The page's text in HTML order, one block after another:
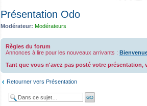
Présentation Odo
Modérateur: Modérateurs
Règles du forum
Annonces à lire pour les nouveaux arrivants :
Tant que vous n'avez pas posté votre
Retourner vers Présentation